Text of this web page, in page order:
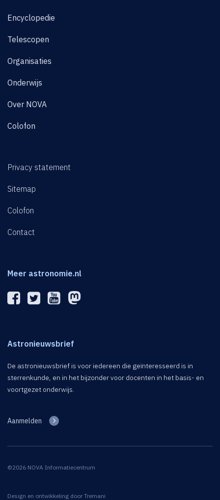
Encyclopedie
Telescopen
Organisaties
Onderwijs
Over NOVA
Colofon
Privacy statement
Sitemap
Colofon
Contact
Meer astronomie.nl
Astronieuwsbrief
De astronieuwsbrief is voor iedereen die geïnteresseerd is in
sterrenkunde, en in het bijzonder voor docenten in het basis- en
voortgezet onderwijs.
Aanmelden
©2026 NOVA Informatiecentrum
Design en ontwikkeling door Tremani